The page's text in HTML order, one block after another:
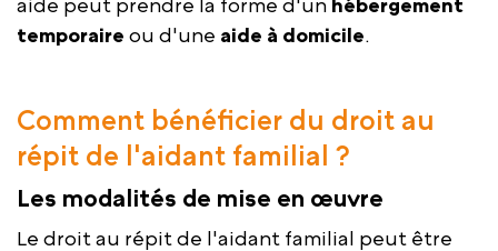
aide peut prendre la forme d'un hébergement
temporaire ou d'une aide à domicile.
Comment bénéficier du droit au
répit de l'aidant familial ?
Les modalités de mise en œuvre
Le droit au répit de l'aidant familial peut être